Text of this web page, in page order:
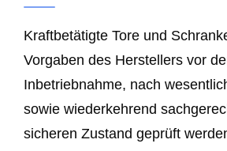
Kraftbetätigte Tore und
Vorgaben des Herstellers vor
Inbetriebnahme, nach
sowie wiederkehrend
sicheren Zustand geprüft